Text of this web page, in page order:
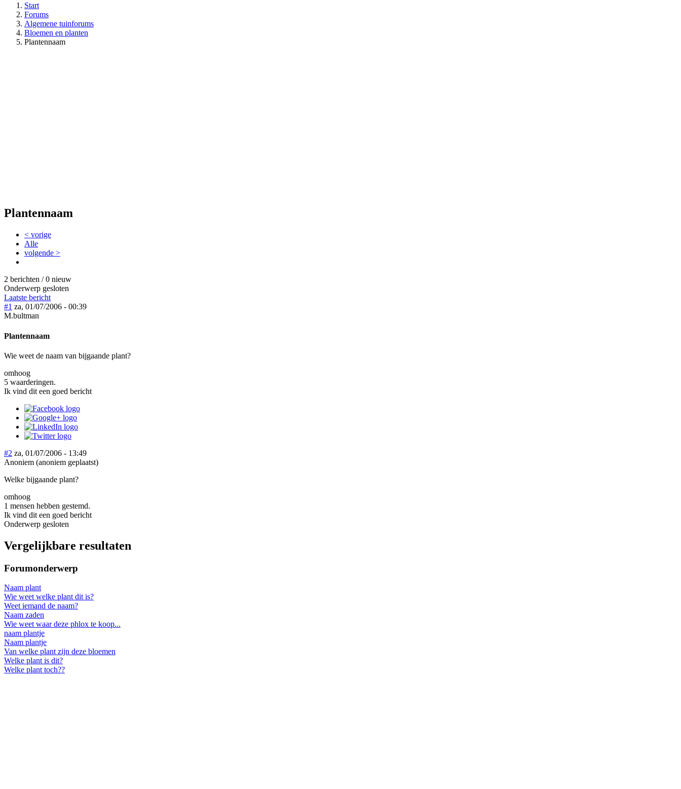
Start
Forums
Algemene tuinforums
Bloemen en planten
Plantennaam
Plantennaam
< vorige
Alle
volgende >
2 berichten / 0 nieuw
Onderwerp gesloten
Laatste bericht
#1 za, 01/07/2006 - 00:39
M.bultman
Plantennaam
Wie weet de naam van bijgaande plant?
omhoog
5 waarderingen.
Ik vind dit een goed bericht
#2 za, 01/07/2006 - 13:49
Anoniem (anoniem geplaatst)
Welke bijgaande plant?
omhoog
1 mensen hebben gestemd.
Ik vind dit een goed bericht
Onderwerp gesloten
Vergelijkbare resultaten
Forumonderwerp
Naam plant
Wie weet welke plant dit is?
Weet iemand de naam?
Naam zaden
Wie weet waar deze phlox te koop...
naam plantje
Naam plantje
Van welke plant zijn deze bloemen
Welke plant is dit?
Welke plant toch??